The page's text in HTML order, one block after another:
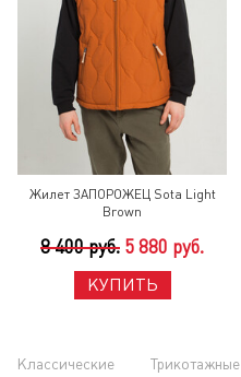
Жилет ЗАПОРОЖЕЦ Sota Light
Brown
8 400 руб. 5 880 руб.
КУПИТЬ
Классические Трикотажные